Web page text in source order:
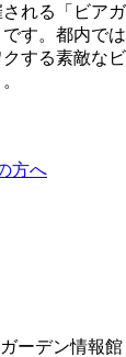
れる「ビア
す。都内で
する素敵な
方へ
ガーデン情報